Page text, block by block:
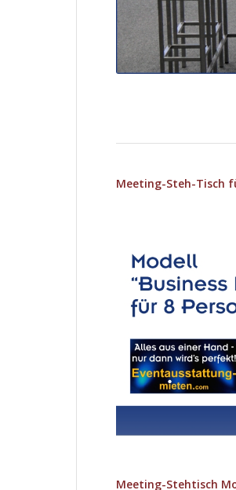
Meeting-Steh-Tisch
Meeting-Stehtisch